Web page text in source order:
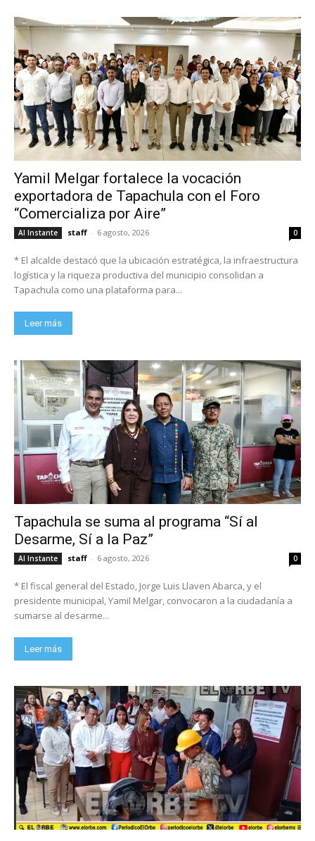
Yamil Melgar fortalece la vocación
exportadora de Tapachula con el Foro
“Comercializa por Aire”
Al Instante staff - 6 agosto, 2026 0
* El alcalde destacó que la ubicación estratégica, la infraestructura
logística y la riqueza productiva del municipio consolidan a
Tapachula como una plataforma para...
Leer más
Tapachula se suma al programa “Sí al
Desarme, Sí a la Paz”
Al Instante staff - 6 agosto, 2026 0
* El fiscal general del Estado, Jorge Luis Llaven Abarca, y el
presidente municipal, Yamil Melgar, convocaron a la ciudadanía a
sumarse al desarme...
Leer más